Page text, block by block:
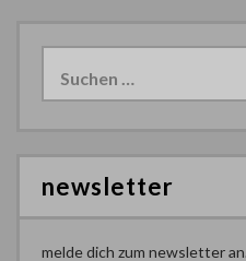
newsletter
melde dich zum newsletter